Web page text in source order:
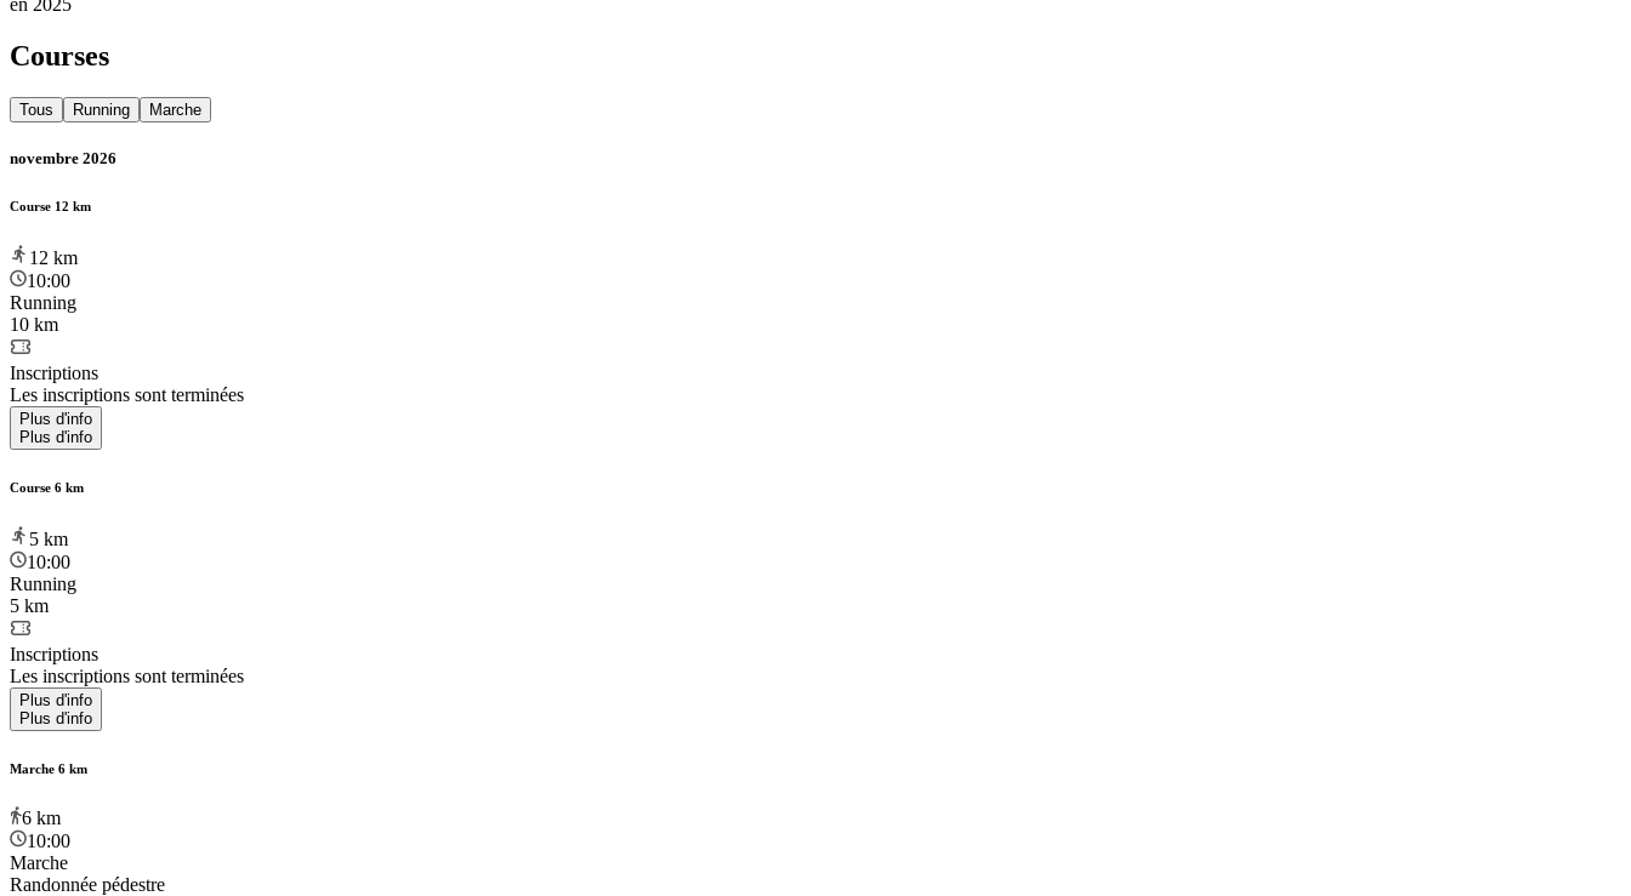
Courses
Tous Running Marche
novembre 2026
Course 12 km
12 km
10:00
Running
10 km
Inscriptions
Les inscriptions sont terminées
Plus d'info
Plus d'info
Course 6 km
5 km
10:00
Running
5 km
Inscriptions
Les inscriptions sont terminées
Plus d'info
Plus d'info
Marche 6 km
6 km
10:00
Marche
Randonnée pédestre